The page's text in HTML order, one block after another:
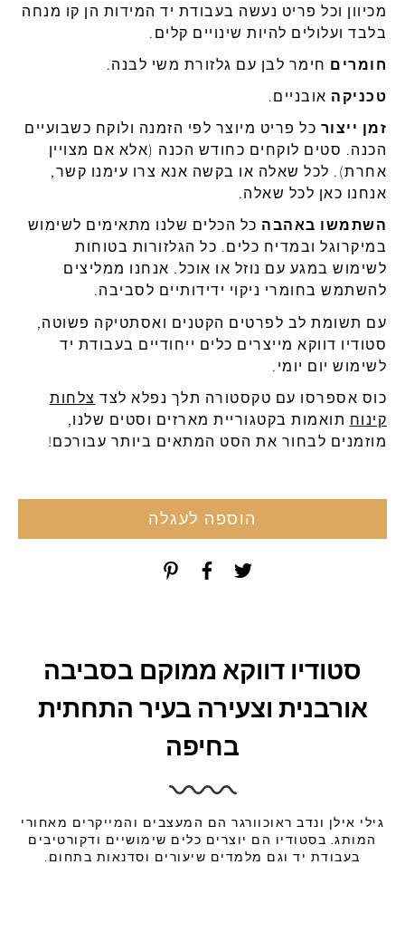
מכיוון וכל פריט נעשה בעבודת יד המידות הן קו מנחה
בלבד ועלולים להיות שינויים קלים.
חומרים חימר לבן עם גלזורת משי לבנה.
טכניקה אובניים.
זמן ייצור כל פריט מיוצר לפי הזמנה ולוקח כשבועיים
הכנה. סטים לוקחים כחודש הכנה (אלא אם מצויין
אחרת). לכל שאלה או בקשה אנא צרו עימנו קשר,
אנחנו כאן לכל שאלה.
השתמשו באהבה כל הכלים שלנו מתאימים לשימוש
במיקרוגל ובמדיח כלים. כל הגלזורות בטוחות
לשימוש במגע עם נוזל או אוכל. אנחנו ממליצים
להשתמש בחומרי ניקוי ידידותיים לסביבה.
עם תשומת לב לפרטים הקטנים ואסתטיקה פשוטה,
סטודיו דווקא מייצרים כלים ייחודיים בעבודת יד
לשימוש יום יומי.
כוס אספרסו עם טקסטורה תלך נפלא לצד צלחות
קינוח תואמות בקטגוריית מארזים וסטים שלנו,
מוזמנים לבחור את הסט המתאים ביותר עבורכם!
הוספה לעגלה
סטודיו דווקא ממוקם בסביבה
אורבנית וצעירה בעיר התחתית
בחיפה
גילי אילן ונדב ראוכוורגר הם המעצבים והמייקרים מאחורי
המותג. בסטודיו הם יוצרים כלים שימושיים ודקורטיבים
בעבודת יד וגם מלמדים שיעורים וסדנאות בתחום.